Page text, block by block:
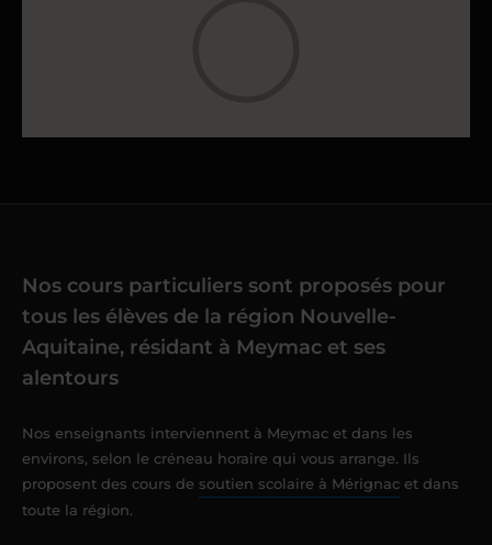
Nos cours particuliers sont proposés pour
tous les élèves de la région Nouvelle-
Aquitaine, résidant à Meymac et ses
alentours
Nos enseignants interviennent à Meymac et dans les
environs, selon le créneau horaire qui vous arrange. Ils
proposent des cours de soutien scolaire à Mérignac et dans
toute la région.